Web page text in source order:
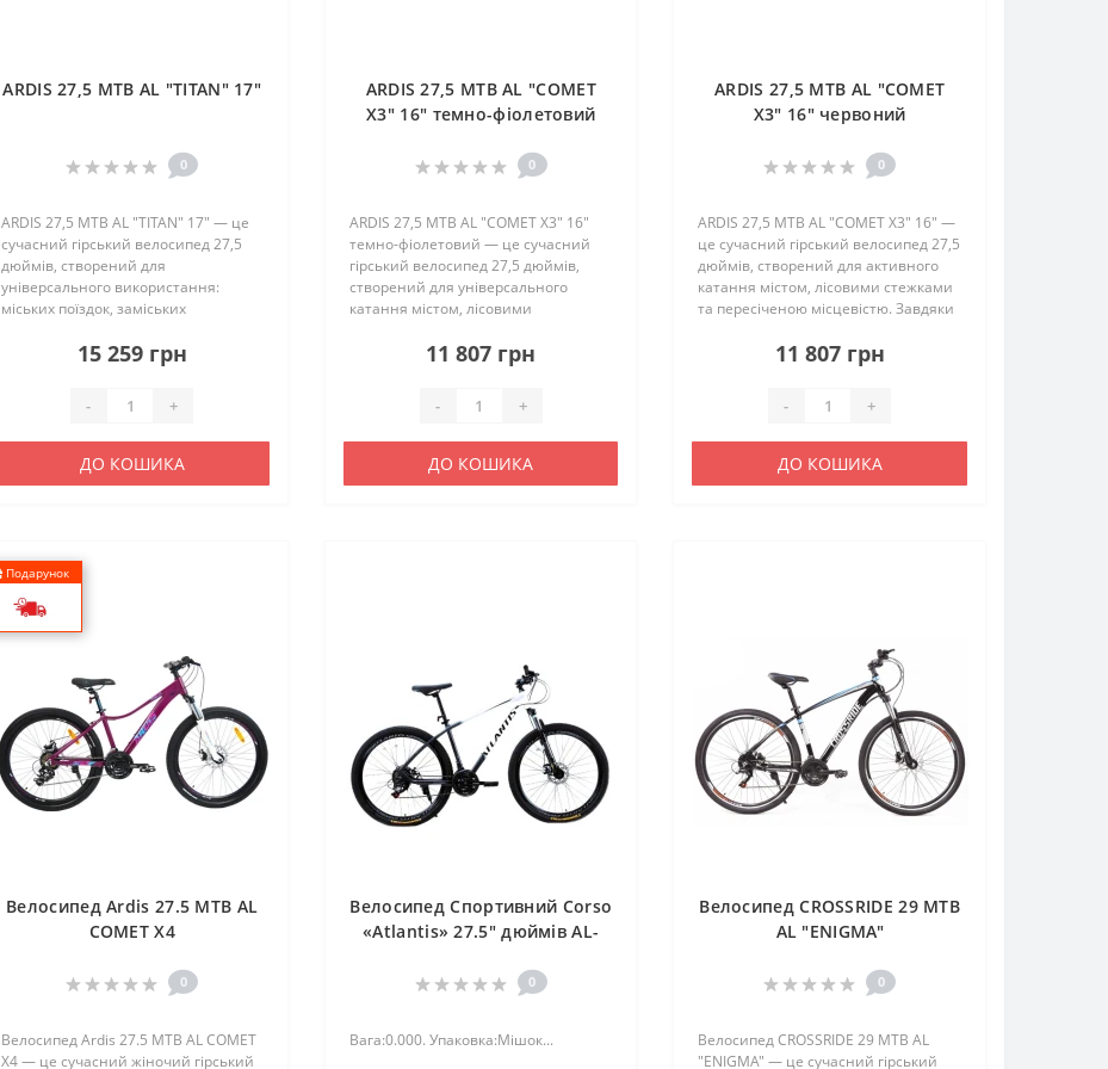
ARDIS 27,5 MTB AL "TITAN" 17"
0
ARDIS 27,5 MTB AL "TITAN" 17" — це
сучасний гірський велосипед 27,5
дюймів, створений для
універсального використання:
міських поїздок, заміських
Модель поєднує міцну алюмінієву
15 259 грн
- +
ДО КОШИКА
ARDIS 27,5 MTB AL "COMET
X3" 16" темно-фіолетовий
0
ARDIS 27,5 MTB AL "COMET X3" 16"
темно-фіолетовий — це сучасний
гірський велосипед 27,5 дюймів,
створений для універсального
катання містом, лісовими
місцевістю. Завдяки легкій
11 807 грн
- +
ДО КОШИКА
ARDIS 27,5 MTB AL "COMET
X3" 16" червоний
0
ARDIS 27,5 MTB AL "COMET X3" 16" —
це сучасний гірський велосипед 27,5
дюймів, створений для активного
катання містом, лісовими стежками
та пересіченою місцевістю. Завдяки
колесам 27,5", надійній 21-
11 807 грн
- +
ДО КОШИКА
Подарунок
Велосипед Ardis 27.5 MTB AL
COMET X4
0
Велосипед Ardis 27.5 MTB AL COMET
X4 — це сучасний жіночий гірський
Велосипед Спортивний Corso
«Atlantis» 27.5" дюймів AL-
0
Вага:0.000. Упаковка:Мішок...
Велосипед CROSSRIDE 29 MTB
AL "ENIGMA"
0
Велосипед CROSSRIDE 29 MTB AL
"ENIGMA" — це сучасний гірський